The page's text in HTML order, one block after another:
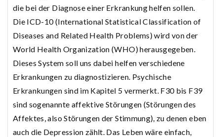
die bei der Diagnose einer Erkrankung helfen sollen.
Die ICD-10 (International Statistical Classification of
Diseases and Related Health Problems) wird von der
World Health Organization (WHO) herausgegeben.
Dieses System soll uns dabei helfen verschiedene
Erkrankungen zu diagnostizieren. Psychische
Erkrankungen sind im Kapitel 5 vermerkt. F30 bis F39
sind sogenannte affektive Störungen (Störungen des
Affektes, also Störungen der Stimmung), zu denen eben
auch die Depression zählt. Das Leben wäre einfach,